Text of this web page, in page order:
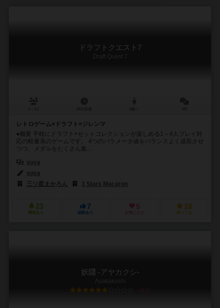
ドラフトクエスト7
Draft Quest 7
レトロゲーム×ドラフト×ジレンマ
●概要 手軽にドラフト×セットコレクションが楽しめる1～4人プレイ対
応の軽量系のゲームです。 4つのパラメータ値をバランスよく成長させ
つつ、メダルをたくさん集...
yuya
yuya
三ツ星まかろん
3 Stars Macaron
23
興味あり
7
経験あり
5
お気に入り
16
持ってる
妖隠 -アヤカクシ-
Ayakakushi
6.0